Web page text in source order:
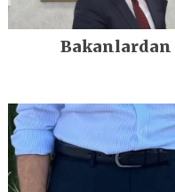
Bakanlardan